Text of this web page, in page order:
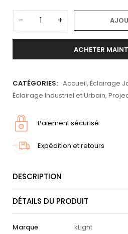
- +
ACHETER
CATÉGORIES: Accueil, Éclairage
Éclairage Industriel et Urbain,
Paiement sécurisé
Expédition et retours
DESCRIPTION
DÉTAILS DU PRODUIT
Marque
kLight